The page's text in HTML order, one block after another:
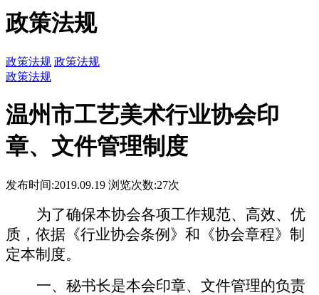
政策法规
政策法规 政策法规
政策法规
温州市工艺美术行业协会印
章、文件管理制度
发布时间:2019.09.19 浏览次数:27次
为了确保本协会各项工作规范、高效、优
质，依据《行业协会条例》和《协会章程》制
定本制度。
一、秘书长是本会印章、文件管理的负责